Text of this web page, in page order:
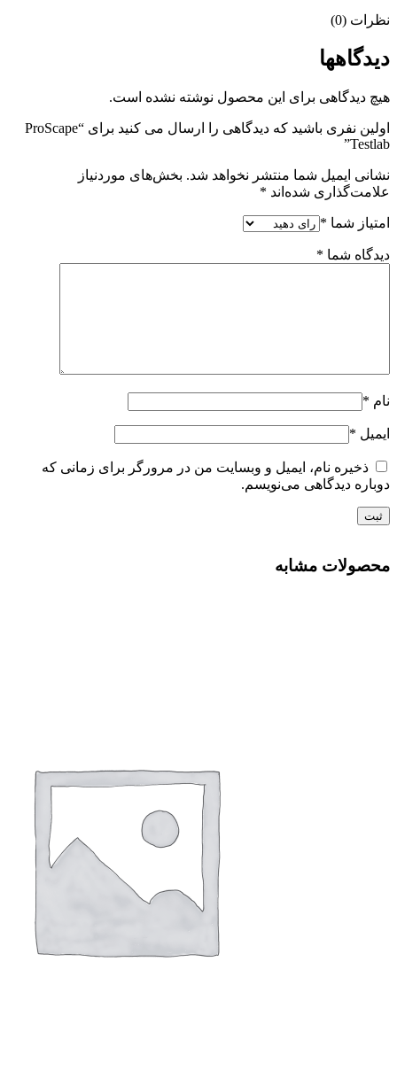
نظرات (0)
دیدگاهها
هیچ دیدگاهی برای این محصول نوشته نشده است.
اولین نفری باشید که دیدگاهی را ارسال می کنید برای “ProScape
Testlab”
نشانی ایمیل شما منتشر نخواهد شد. بخش‌های موردنیاز
علامت‌گذاری شده‌اند *
امتیاز شما *
دیدگاه شما *
نام *
ایمیل *
ذخیره نام، ایمیل و وبسایت من در مرورگر برای زمانی که
دوباره دیدگاهی می‌نویسم.
محصولات مشابه